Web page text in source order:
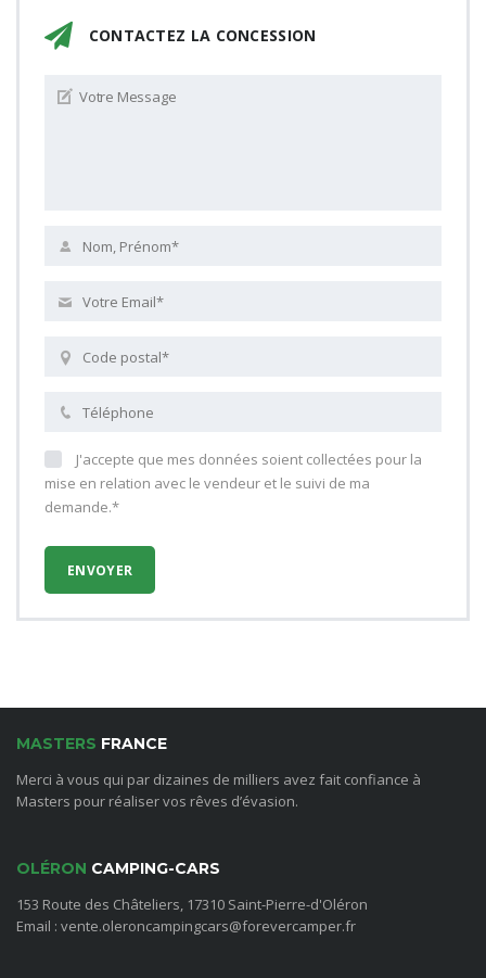
CONTACTEZ LA CONCESSION
J'accepte que mes données soient collectées pour la
mise en relation avec le vendeur et le suivi de ma
demande.*
MASTERS FRANCE
Merci à vous qui par dizaines de milliers avez fait confiance à
Masters pour réaliser vos rêves d’évasion.
OLÉRON CAMPING-CARS
153 Route des Châteliers, 17310 Saint-Pierre-d'Oléron
Email : vente.oleroncampingcars@forevercamper.fr